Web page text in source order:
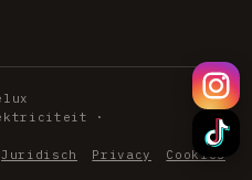
·
Juridisch Privacy Cookies